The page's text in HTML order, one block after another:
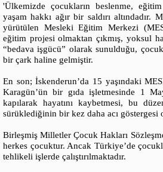
'Ülkemizde çocukların beslenme,
yaşam hakkı ağır bir saldırı altındadır.
yürütülen Mesleki Eğitim Merkezi
eğitim projesi olmaktan çıkmış, yoksul
“bedava işgücü” olarak sunulduğu,
bir çark haline gelmiştir.
En son; İskenderun’da 15 yaşındaki
Karagün’ün bir gıda işletmesinde 1
kapılarak hayatını kaybetmesi, bu
sürüklediğinin bir kez daha acı göstergesi
Birleşmiş Milletler Çocuk Hakları
herkes çocuktur. Ancak Türkiye’de
tehlikeli işlerde çalıştırılmaktadır.